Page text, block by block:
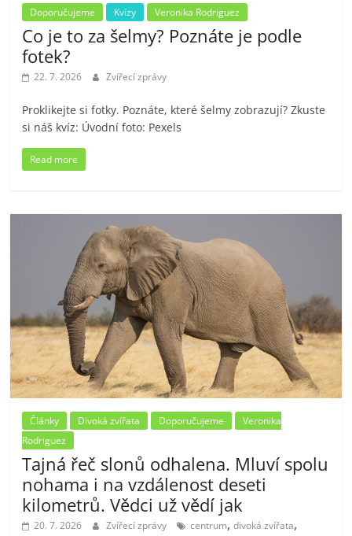
Doporučujeme Kvízy Veronika Rodriguez
Co je to za šelmy? Poznáte je podle
fotek?
22. 7. 2026 Zvířecí zprávy
Proklikejte si fotky. Poznáte, které šelmy zobrazují? Zkuste
si náš kvíz: Úvodní foto: Pexels
Read more
Články Divoká zvířata Doporučujeme
Veronika
Rodriguez
Tajná řeč slonů odhalena. Mluví spolu
nohama i na vzdálenost deseti
kilometrů. Vědci už vědí jak
20. 7. 2026 Zvířecí zprávy centrum,divoká zvířata,